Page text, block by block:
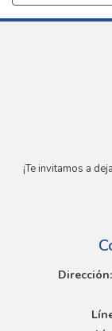
¡Te invitamos a
Dirección: